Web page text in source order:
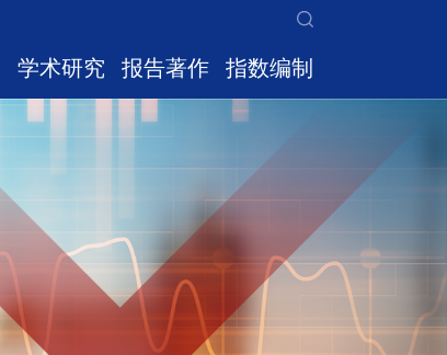
学术研究 报告著作 指数编制